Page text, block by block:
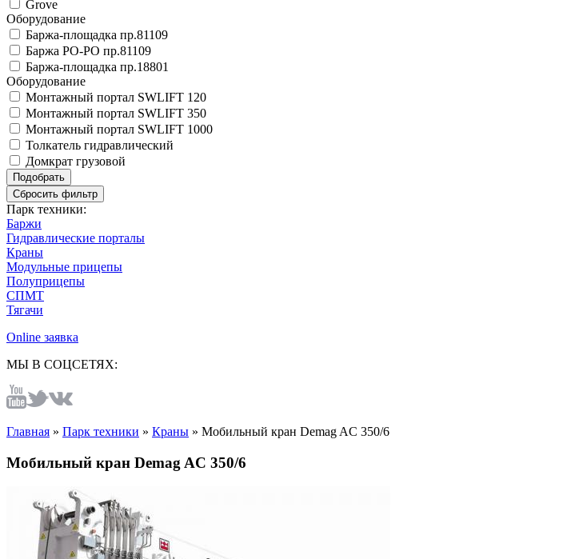
Grove
Оборудование
Баржа-площадка пр.81109
Баржа РО-РО пр.81109
Баржа-площадка пр.18801
Оборудование
Монтажный портал SWLIFT 120
Монтажный портал SWLIFT 350
Монтажный портал SWLIFT 1000
Толкатель гидравлический
Домкрат грузовой
Парк техники:
Баржи
Гидравлические порталы
Краны
Модульные прицепы
Полуприцепы
СПМТ
Тягачи
Online заявка
МЫ В СОЦСЕТЯХ:
Главная » Парк техники » Краны » Мобильный кран Demag AC 350/6
Мобильный кран Demag AC 350/6